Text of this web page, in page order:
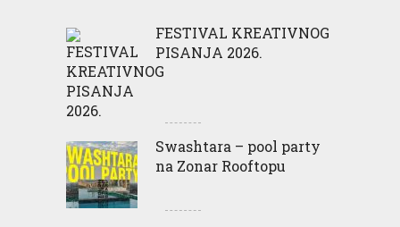
FESTIVAL KREATIVNOG
PISANJA 2026.
Swashtara – pool party
na Zonar Rooftopu